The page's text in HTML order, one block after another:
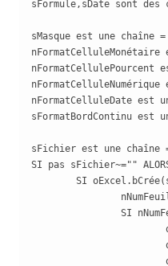
sFormule,sDate sont des
sMasque est une
nFormatCelluleMonétaire est un entier =
nFormatCellulePourcent
nFormatCelluleDate est
sFormatBordContinu est
sFichier est une chaîne
SI pas sFichier~=""